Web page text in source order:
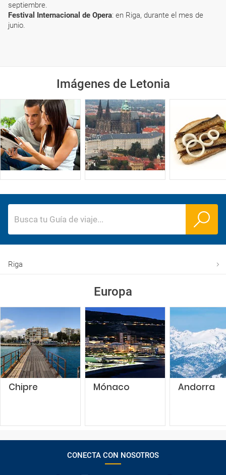
septiembre.
Festival Internacional de Opera: en Riga, durante el mes de
junio.
Imágenes de Letonia
Busca tu Guía de viaje...
Riga
Europa
Chipre Mónaco Andorra
CONECTA CON NOSOTROS